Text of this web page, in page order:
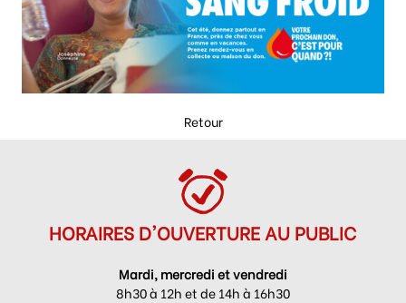
Retour
HORAIRES D'OUVERTURE AU PUBLIC
Mardi, mercredi et vendredi
8h30 à 12h et de 14h à 16h30